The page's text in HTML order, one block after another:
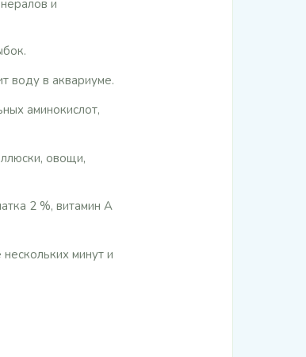
и
воду в аквариуме.
аминокислот,
овощи,
2 %, витамин А
минут и